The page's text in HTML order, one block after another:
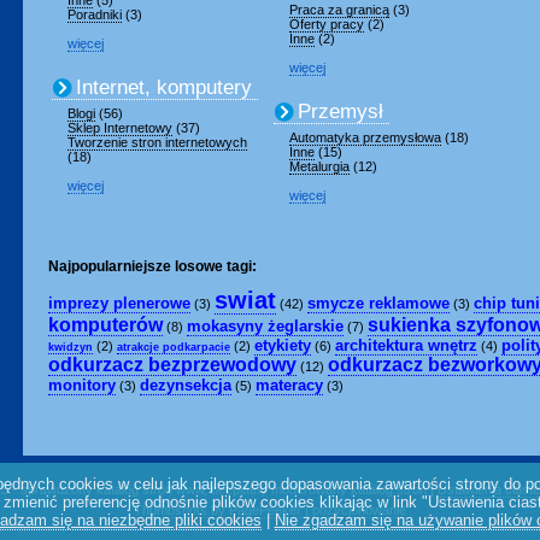
Poradniki (3)
więcej
Internet, komputery
Blogi (56)
Sklep Internetowy (37)
Tworzenie stron internetowych
(18)
więcej
Praca za granicą (3)
Oferty pracy (2)
Inne (2)
więcej
Przemysł
Automatyka przemysłowa (18)
Inne (15)
Metalurgia (12)
więcej
Najpopularniejsze losowe tagi:
imprezy plenerowe (3) swiat (42) smycze reklamowe (3) chip
komputerów(8) mokasyny żeglarskie (7) sukienka
kwidzyn (2) atrakcje podkarpacie (2) etykiety (6) architektura wnętrz (4)
odkurzacz bezprzewodowy (12) odkurzacz
monitory (3) dezynsekcja (5) materacy (3)
- sprawdzony katalog stron www, bezpłatny moderowany katalog stron |Ustawienia
Thumbshots by PagePeeker|pozycjonowanie
cookies w celu jak najlepszego dopasowania zawartości strony do
preferencję odnośnie plików cookies klikając w link "Ustawienia
się na niezbędne pliki cookies|Nie zgadzam się na używanie plików